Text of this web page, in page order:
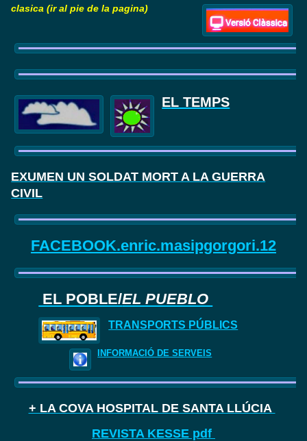
clasica (ir al pie de la pagina)
EL TEMPS
EXUMEN UN SOLDAT MORT A LA GUERRA
CIVIL
FACEBOOK.enric.masipgorgori.12
EL POBLE/EL PUEBLO
TRANSPORTS PÚBLICS
INFORMACIÓ DE SERVEIS
+ LA COVA HOSPITAL DE SANTA LLÚCIA
REVISTA KESSE pdf